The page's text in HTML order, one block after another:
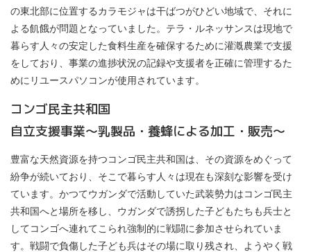
の東北部に位置するカラモジャは干ばつがひどい地域で、それに
よる飢餓が問題となっていました。テラ・ルネッサンスは現地で
暮らす人々の安定した食料生産を確保するために灌漑農業で支援
をしており、事業の進捗状況の記録や支援者を正確に管理するた
めにリユースパソコンが使用されています。
コンゴ民主共和国
自立支援事業～乳製品・養蜂による加工・販売～
豊富な天然資源を持つコンゴ民主共和国は、その資源をめぐって
紛争が続いており、そこで暮らす人々は現在も深刻な影響を受け
ています。かつてウガンダで活動していた武装勢力はコンゴ民主
共和国へと場所を移し、ウガンダで誘拐した子どもたちも兵士と
してコンゴへ連れてこられ強制的に戦闘に参加させられていま
す。戦闘で負傷した子ども兵はその場に取り残され、ようやく戦